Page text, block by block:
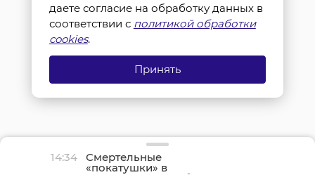
14:34 Смертельные
«покатушки» в
Ленинградской области
даете согласие на обработку данных в
соответствии с политикой обработки
cookies.
Принять